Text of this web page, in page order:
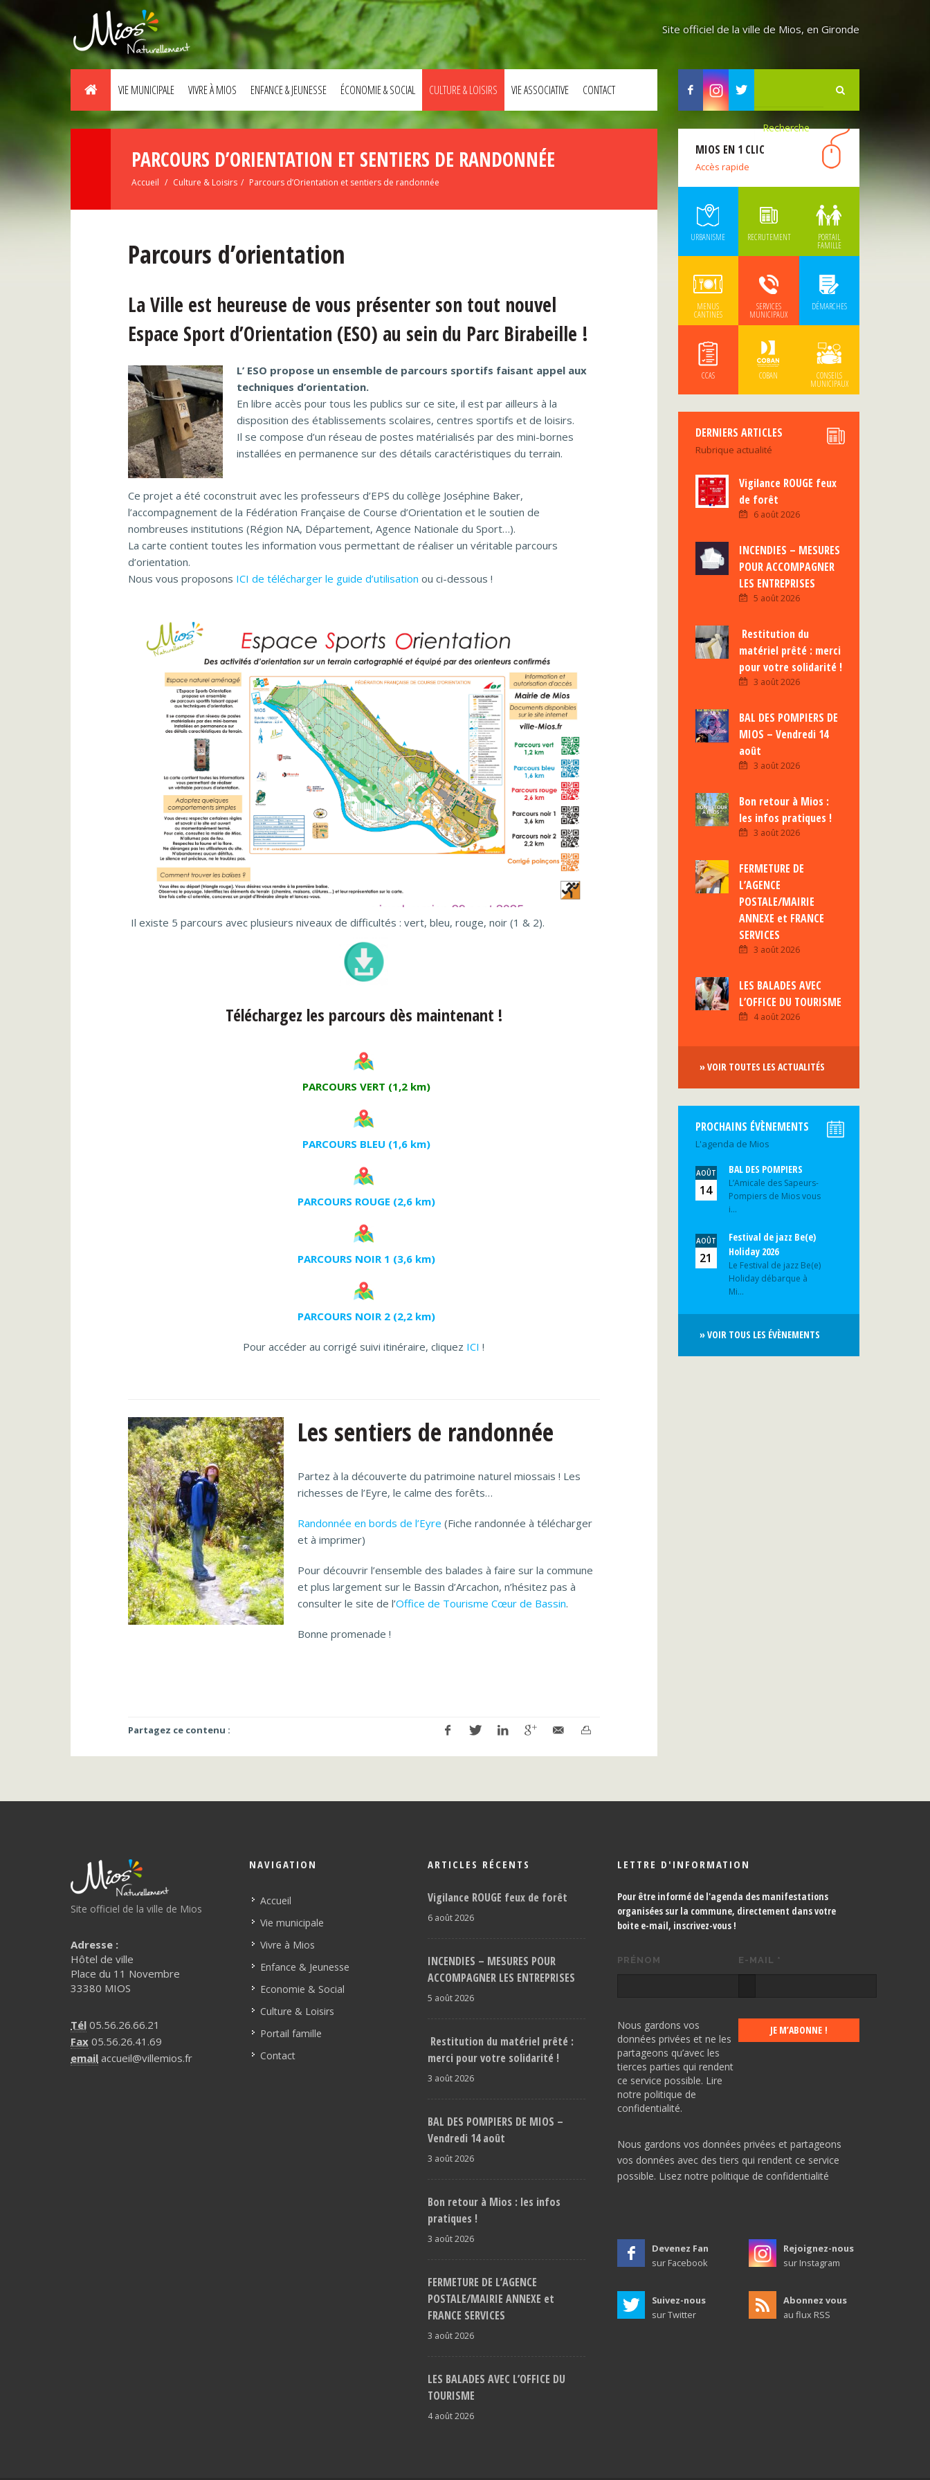
Site officiel de la ville de Mios, en Gironde
VIE MUNICIPALE VIVRE À MIOS ENFANCE & JEUNESSE ÉCONOMIE & SOCIAL CULTURE & LOISIRS VIE ASSOCIATIVE CONTACT
FacebookInstagram
Twitter
PARCOURS D’ORIENTATION ET SENTIERS DE RANDONNÉE
Accueil Culture & Loisirs Parcours d’Orientation et sentiers de randonnée
Parcours d’orientation
La Ville est heureuse de vous présenter son tout nouvel
Espace Sport d’Orientation (ESO) au sein du Parc Birabeille !
L’ ESO propose un ensemble de parcours sportifs faisant appel aux
techniques d’orientation.
En libre accès pour tous les publics sur ce site, il est par ailleurs à la
disposition des établissements scolaires, centres sportifs et de loisirs.
Il se compose d’un réseau de postes matérialisés par des mini-bornes
installées en permanence sur des détails caractéristiques du terrain.
Ce projet a été coconstruit avec les professeurs d’EPS du collège Joséphine Baker,
l’accompagnement de la Fédération Française de Course d’Orientation et le soutien de
nombreuses institutions (Région NA, Département, Agence Nationale du Sport…).
La carte contient toutes les information vous permettant de réaliser un véritable parcours
d’orientation.
Nous vous proposons ICI de télécharger le guide d’utilisation ou ci-dessous !
Il existe 5 parcours avec plusieurs niveaux de difficultés : vert, bleu, rouge, noir (1 & 2).
Téléchargez les parcours dès maintenant !
PARCOURS VERT (1,2 km)
PARCOURS BLEU (1,6 km)
PARCOURS ROUGE (2,6 km)
PARCOURS NOIR 1 (3,6 km)
PARCOURS NOIR 2 (2,2 km)
Pour accéder au corrigé suivi itinéraire, cliquez ICI !
Les sentiers de randonnée
Partez à la découverte du patrimoine naturel miossais ! Les
richesses de l’Eyre, le calme des forêts…
Randonnée en bords de l’Eyre (Fiche randonnée à télécharger
et à imprimer)
Pour découvrir l’ensemble des balades à faire sur la commune
et plus largement sur le Bassin d’Arcachon, n’hésitez pas à
consulter le site de l’Office de Tourisme Cœur de Bassin.
Bonne promenade !
Partagez ce contenu :
MIOS EN 1 CLIC
Accès rapide
URBANISME RECRUTEMENT PORTAIL
FAMILLE
MENUS
CANTINES
SERVICES
MUNICIPAUX
DÉMARCHES
CCAS COBAN CONSEILS
MUNICIPAUX
DERNIERS ARTICLES
Rubrique actualité
Vigilance ROUGE feux
de forêt
6 août 2026
INCENDIES – MESURES
POUR ACCOMPAGNER
LES ENTREPRISES
5 août 2026
Restitution du
matériel prêté : merci
pour votre solidarité !
3 août 2026
BAL DES POMPIERS DE
MIOS – Vendredi 14
août
3 août 2026
Bon retour à Mios :
les infos pratiques !
3 août 2026
FERMETURE DE
L’AGENCE
POSTALE/MAIRIE
ANNEXE et FRANCE
SERVICES
3 août 2026
LES BALADES AVEC
L’OFFICE DU TOURISME
4 août 2026
» VOIR TOUTES LES ACTUALITÉS
PROCHAINS ÉVÈNEMENTS
L'agenda de Mios
AOÛT
14
BAL DES POMPIERS
L’Amicale des Sapeurs-
Pompiers de Mios vous
i...
AOÛT
21
Festival de jazz Be(e)
Holiday 2026
Le Festival de jazz Be(e)
Holiday débarque à
Mi...
» VOIR TOUS LES ÉVÈNEMENTS
Site officiel de la ville de Mios
Adresse :
Hôtel de ville
Place du 11 Novembre
33380 MIOS
Tél 05.56.26.66.21
Fax 05.56.26.41.69
email accueil@villemios.fr
NAVIGATION
Accueil
Vie municipale
Vivre à Mios
Enfance & Jeunesse
Economie & Social
Culture & Loisirs
Portail famille
Contact
ARTICLES RÉCENTS
Vigilance ROUGE feux de forêt
6 août 2026
INCENDIES – MESURES POUR
ACCOMPAGNER LES ENTREPRISES
5 août 2026
Restitution du matériel prêté :
merci pour votre solidarité !
3 août 2026
BAL DES POMPIERS DE MIOS –
Vendredi 14 août
3 août 2026
Bon retour à Mios : les infos
pratiques !
3 août 2026
FERMETURE DE L’AGENCE
POSTALE/MAIRIE ANNEXE et
FRANCE SERVICES
3 août 2026
LES BALADES AVEC L’OFFICE DU
TOURISME
4 août 2026
LETTRE D'INFORMATION
Pour être informé de l'agenda des manifestations
organisées sur la commune, directement dans votre
boite e-mail, inscrivez-vous !
PRÉNOM E-MAIL *
Nous gardons vos
données privées et ne les
partageons qu’avec les
tierces parties qui rendent
ce service possible. Lire
notre politique de
confidentialité.
Nous gardons vos données privées et partageons
vos données avec des tiers qui rendent ce service
possible. Lisez notre politique de confidentialité
Devenez Fan
sur Facebook
Rejoignez-nous
sur Instagram
Suivez-nous
sur Twitter
Abonnez vous
au flux RSS